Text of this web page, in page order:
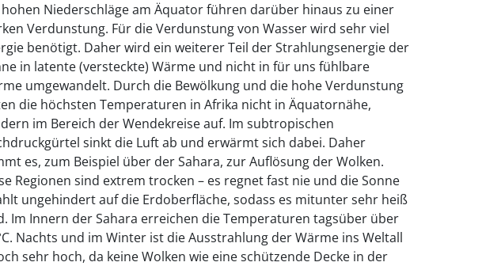
hohen Niederschläge am Äquator führen darüber hinaus zu einer
Verdunstung. Für die Verdunstung von Wasser wird sehr viel
benötigt. Daher wird ein weiterer Teil der Strahlungsenergie der
in latente (versteckte) Wärme und nicht in für uns fühlbare
umgewandelt. Durch die Bewölkung und die hohe Verdunstung
die höchsten Temperaturen in Afrika nicht in Äquatornähe,
im Bereich der Wendekreise auf. Im subtropischen
sinkt die Luft ab und erwärmt sich dabei. Daher
es, zum Beispiel über der Sahara, zur Auflösung der Wolken.
Regionen sind extrem trocken – es regnet fast nie und die Sonne
ungehindert auf die Erdoberfläche, sodass es mitunter sehr heiß
Im Innern der Sahara erreichen die Temperaturen tagsüber über
Nachts und im Winter ist die Ausstrahlung der Wärme ins Weltall
sehr hoch, da keine Wolken wie eine schützende Decke in der